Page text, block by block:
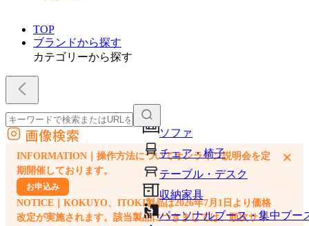
TOP
ブランドから探す
カテゴリーから探す
ソファ
チェア・椅子
テーブル・デスク
収納家具
パーソナルブース・集中ブー
外部サイトの商品をカートに追加
他のサイトで見つけた商品ページのURLを貼り付けて、カートに追加できます
画像検索
INFORMATION｜操作方法についてオンライン説明会を定
期開催しております。
お申込み
NOTICE｜KOKUYO、ITOKI製品は2026年7月1日より価格
改定が実施されます。該当製品につきましては、順次サイ
×